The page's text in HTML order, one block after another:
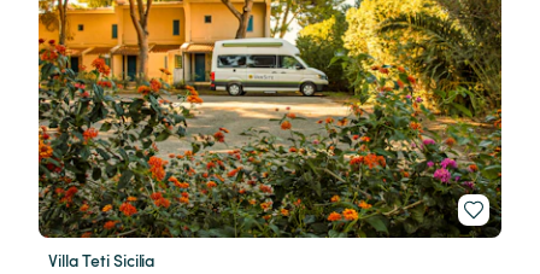
Villa Teti Sicilia